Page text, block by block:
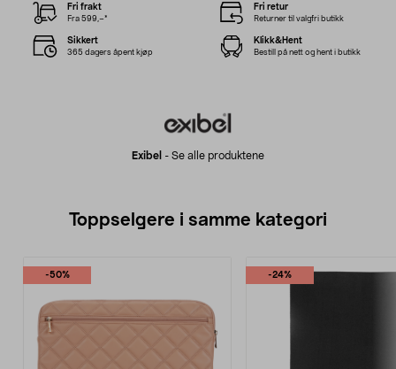
Exibel - Se alle produktene
Fri frakt
Fra 599,–*
Fri retur
Returner til valgfri butikk
Sikkert
365 dagers åpent kjøp
Klikk&Hent
Bestill på nett og hent i butikk
Toppselgere i samme kategori
-50% -24%